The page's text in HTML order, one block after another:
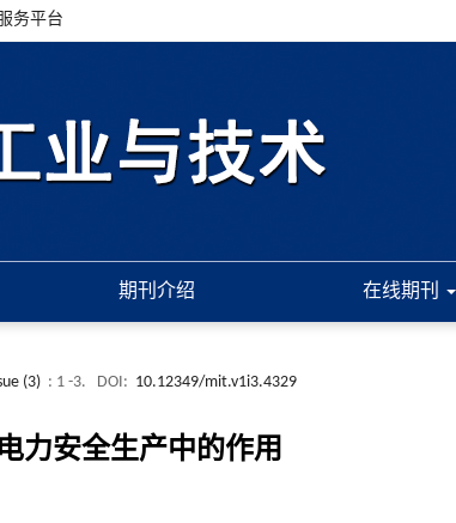
务平台
期刊介绍 在线期刊
(3) : 1 -3. DOI: 10.12349/mit.v1i3.4329
力安全生产中的作用